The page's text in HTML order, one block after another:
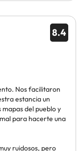
8.4
Nos facilitaron
estancia un
del pueblo y
para hacerte una
ruidosos, pero